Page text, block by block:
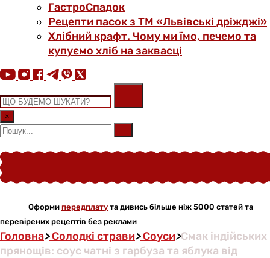
ГастроСпадок
Рецепти пасок з ТМ «Львівські дріжджі»
Хлібний крафт. Чому ми їмо, печемо та
купуємо хліб на заквасці
×
Оформи передплату та дивись більше ніж 5000 статей та
перевірених рецептів без реклами
Головна>Солодкі страви>Соуси>Смак індійських
прянощів: соус чатні з гарбуза та яблука від